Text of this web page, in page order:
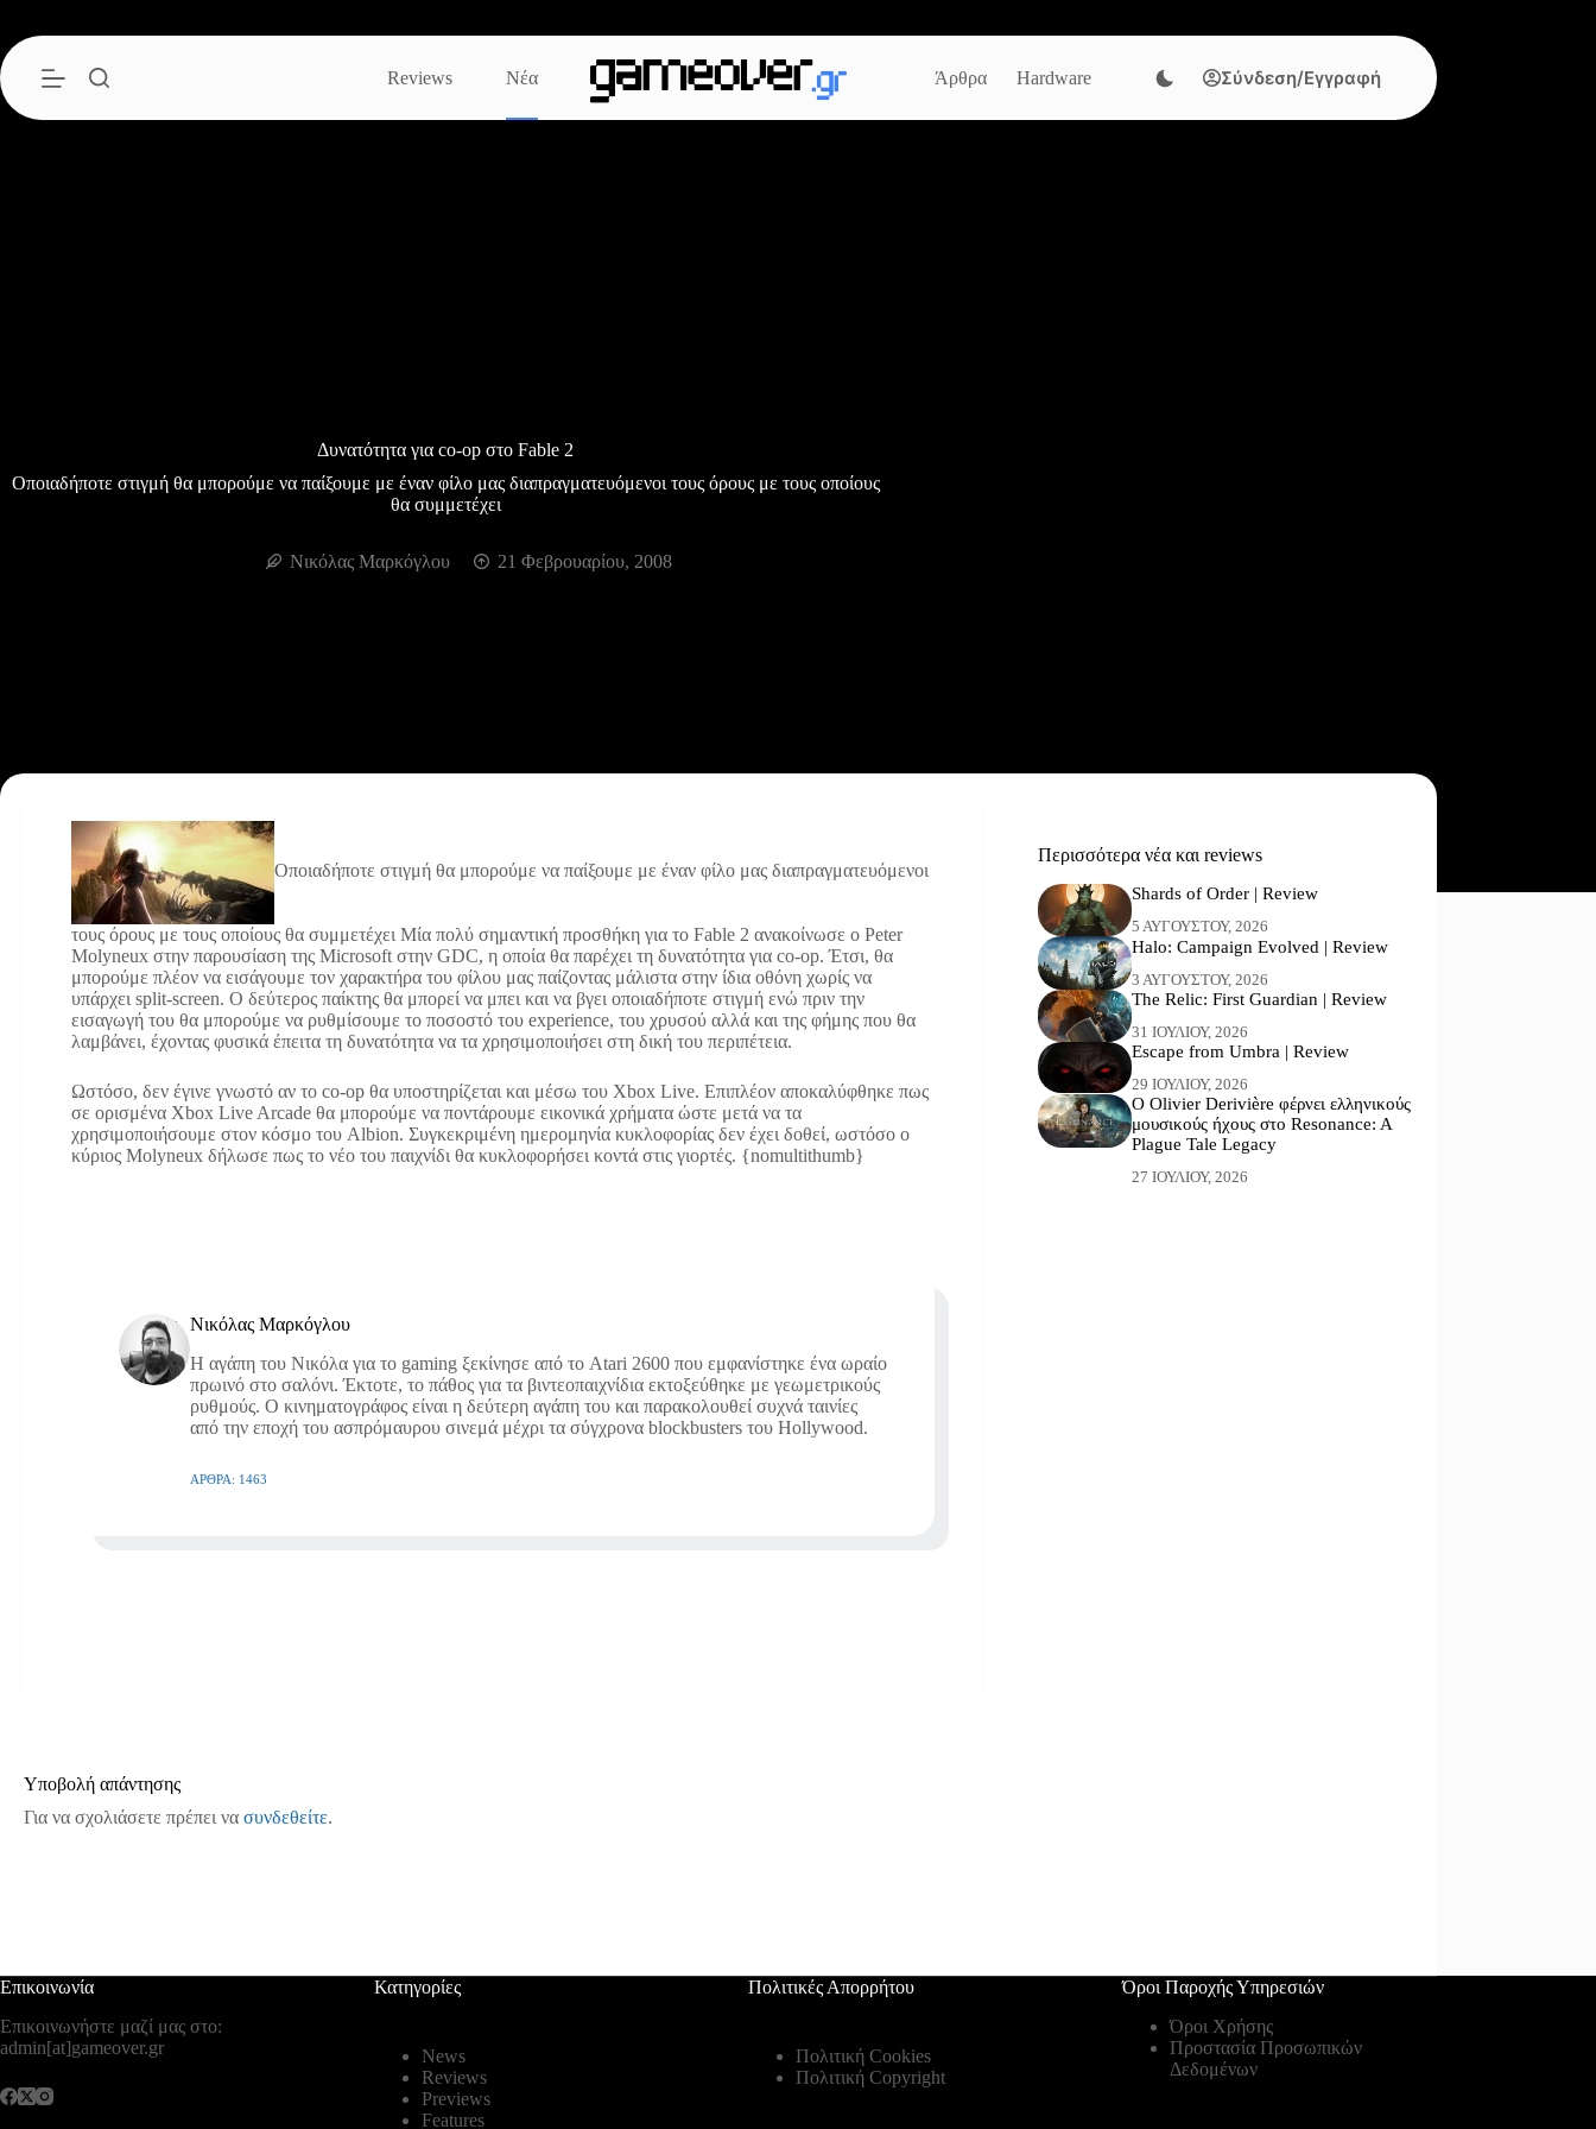
περιεχόμενο
Reviews
Νέα Άρθρα Hardware Σύνδεση/Εγγραφή
Δυνατότητα για co-op στο Fable 2
Οποιαδήποτε στιγμή θα μπορούμε να παίξουμε με έναν φίλο μας διαπραγματευόμενοι τους όρους με τους οποίους
θα συμμετέχει
Νικόλας Μαρκόγλου 21 Φεβρουαρίου, 2008
Οποιαδήποτε στιγμή θα μπορούμε να παίξουμε με έναν φίλο μας διαπραγματευόμενοι
τους όρους με τους οποίους θα συμμετέχει Μία πολύ σημαντική προσθήκη για το Fable 2 ανακοίνωσε ο Peter
Molyneux στην παρουσίαση της Microsoft στην GDC, η οποία θα παρέχει τη δυνατότητα για co-op. Έτσι, θα
μπορούμε πλέον να εισάγουμε τον χαρακτήρα του φίλου μας παίζοντας μάλιστα στην ίδια οθόνη χωρίς να
υπάρχει split-screen. Ο δεύτερος παίκτης θα μπορεί να μπει και να βγει οποιαδήποτε στιγμή ενώ πριν την
εισαγωγή του θα μπορούμε να ρυθμίσουμε το ποσοστό του experience, του χρυσού αλλά και της φήμης που θα
λαμβάνει, έχοντας φυσικά έπειτα τη δυνατότητα να τα χρησιμοποιήσει στη δική του περιπέτεια.
Ωστόσο, δεν έγινε γνωστό αν το co-op θα υποστηρίζεται και μέσω του Xbox Live. Επιπλέον αποκαλύφθηκε πως
σε ορισμένα Xbox Live Arcade θα μπορούμε να ποντάρουμε εικονικά χρήματα ώστε μετά να τα
χρησιμοποιήσουμε στον κόσμο του Albion. Συγκεκριμένη ημερομηνία κυκλοφορίας δεν έχει δοθεί, ωστόσο ο
κύριος Molyneux δήλωσε πως το νέο του παιχνίδι θα κυκλοφορήσει κοντά στις γιορτές. {nomultithumb}
Νικόλας Μαρκόγλου
Η αγάπη του Νικόλα για το gaming ξεκίνησε από το Atari 2600 που εμφανίστηκε ένα ωραίο
πρωινό στο σαλόνι. Έκτοτε, το πάθος για τα βιντεοπαιχνίδια εκτοξεύθηκε με γεωμετρικούς
ρυθμούς. Ο κινηματογράφος είναι η δεύτερη αγάπη του και παρακολουθεί συχνά ταινίες
από την εποχή του ασπρόμαυρου σινεμά μέχρι τα σύγχρονα blockbusters του Hollywood.
ΆΡΘΡΑ: 1463
Περισσότερα νέα και reviews
Shards of Order | Review
5 ΑΥΓΟΎΣΤΟΥ, 2026
Halo: Campaign Evolved | Review
3 ΑΥΓΟΎΣΤΟΥ, 2026
The Relic: First Guardian | Review
31 ΙΟΥΛΊΟΥ, 2026
Escape from Umbra | Review
29 ΙΟΥΛΊΟΥ, 2026
Ο Olivier Derivière φέρνει ελληνικούς
μουσικούς ήχους στο Resonance: A
Plague Tale Legacy
27 ΙΟΥΛΊΟΥ, 2026
Υποβολή απάντησης
Για να σχολιάσετε πρέπει να συνδεθείτε.
Επικοινωνία
Επικοινωνήστε μαζί μας στο:
admin[at]gameover.gr
Κατηγορίες
News
Reviews
Previews
Features
Πολιτικές Απορρήτου
Πολιτική Cookies
Πολιτική Copyright
Όροι Παροχής Υπηρεσιών
Όροι Χρήσης
Προστασία Προσωπικών
Δεδομένων